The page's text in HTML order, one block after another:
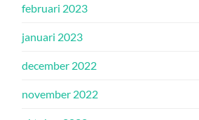
februari 2023
januari 2023
december 2022
november 2022